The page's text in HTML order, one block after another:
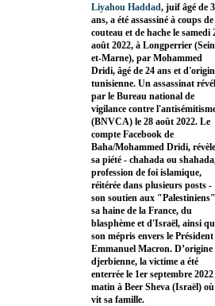
Liyahou Haddad, juif âgé de
ans, a été assassiné à coups de
couteau et de hache le samedi
août 2022, à Longperrier
et-Marne), par Mohammed
Dridi, âgé de 24 ans et
tunisienne. Un assassinat
par le Bureau national de
vigilance contre
(BNVCA) le 28 août 2022. Le
compte Facebook de
Baha/Mohammed Dridi, révèle
sa piété - chahada ou
profession de foi islamique,
réitérée dans plusieurs posts -
son soutien aux
sa haine de la France, du
blasphème et d'Israël, ainsi
son mépris envers le Président
Emmanuel Macron. D’origine
djerbienne, la victime a été
enterrée le 1er septembre 2022
matin à Beer Sheva (Israël) où
vit sa famille.